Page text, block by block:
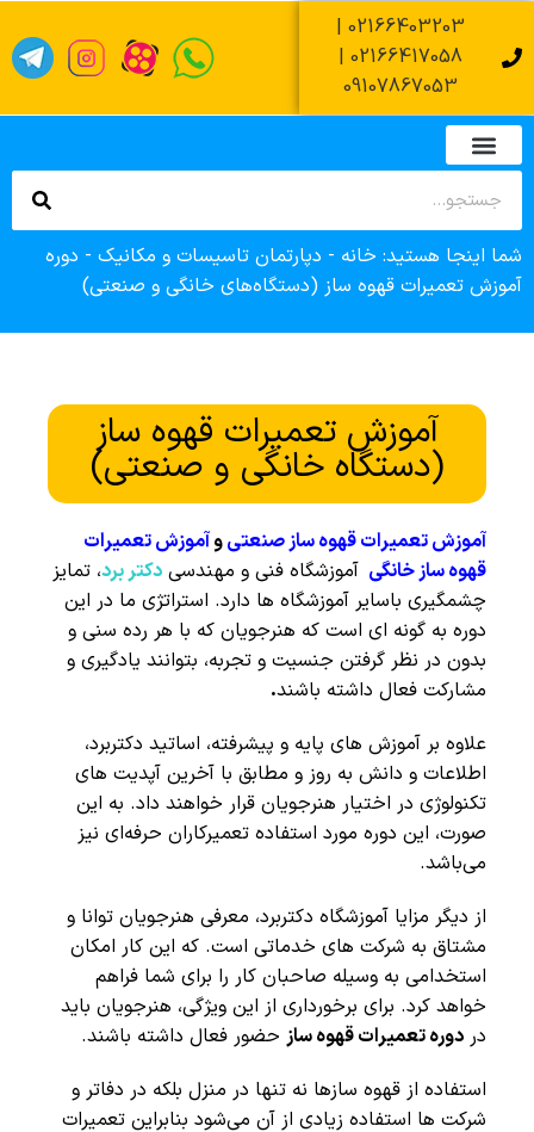
02166403203 |
02166417058 |
09107867053
شما اینجا هستید: خانه - دپارتمان تاسیسات و مکانیک - دوره
آموزش تعمیرات قهوه ساز (دستگاه‌های خانگی و صنعتی)
آموزش تعمیرات قهوه ساز
(دستگاه خانگی و صنعتی)
آموزشتعمیرات قهوه ساز صنعتیوآموزش تعمیرات
قهوه ساز خانگی آموزشگاه فنی و مهندسی دکتر برد، تمایز
چشمگیری باسایر آموزشگاه ها دارد. استراتژی ما در این
دوره به گونه ای است که هنرجویان که با هر رده سنی و
بدون در نظر گرفتن جنسیت و تجربه، بتوانند یادگیری و
مشارکت فعال داشته باشند.
علاوه بر آموزش های پایه و پیشرفته، اساتید دکتربرد،
اطلاعات و دانش به روز و مطابق با آخرین آپدیت های
تکنولوژی در اختیار هنرجویان قرار خواهند داد. به این
صورت، این دوره مورد استفاده تعمیرکاران حرفه‌ای نیز
می‌باشد.
از دیگر مزایا آموزشگاه دکتربرد، معرفی هنرجویان توانا و
مشتاق به شرکت های خدماتی است. که این کار امکان
استخدامی به وسیله صاحبان کار را برای شما فراهم
خواهد کرد. برای برخورداری از این ویژگی، هنرجویان باید
در دوره تعمیرات قهوه ساز حضور فعال داشته باشند.
استفاده از قهوه سازها نه تنها در منزل بلکه در دفاتر و
شرکت ها استفاده زیادی از آن می‌شود بنابراین تعمیرات